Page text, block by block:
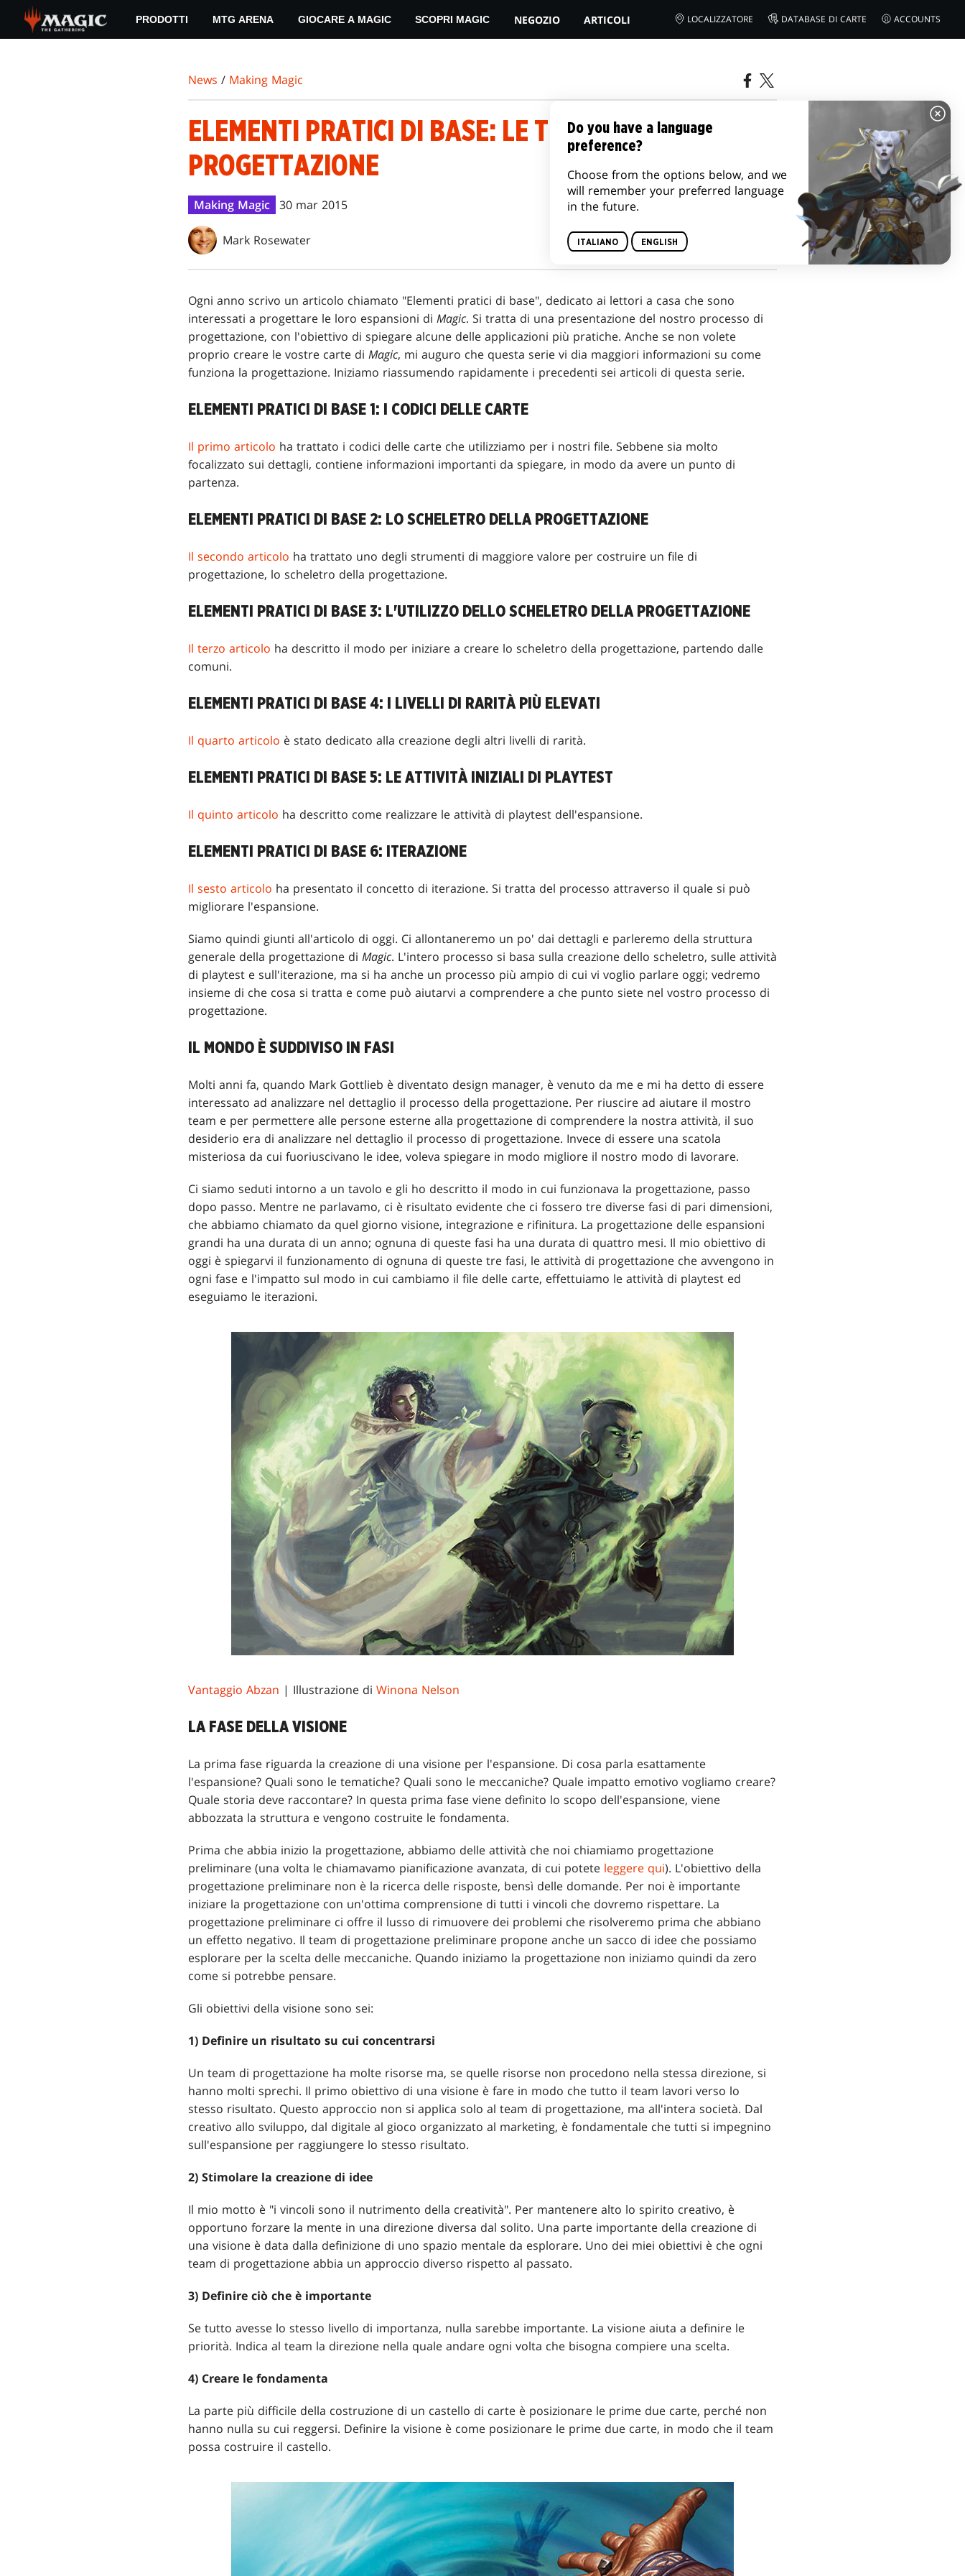
main
PRODOTTI MTG ARENA GIOCARE A MAGIC SCOPRI MAGIC NEGOZIO ARTICOLI LOCALIZZATORE DATABASE DI CARTE ACCOUNTS
News / Making Magic
ELEMENTI PRATICI DI BASE: LE TRE FASI DELLA
PROGETTAZIONE
Making Magic 30 mar 2015
Mark Rosewater
Ogni anno scrivo un articolo chiamato "Elementi pratici di base", dedicato ai lettori a casa che sono
interessati a progettare le loro espansioni di Magic. Si tratta di una presentazione del nostro processo di
progettazione, con l'obiettivo di spiegare alcune delle applicazioni più pratiche. Anche se non volete
proprio creare le vostre carte di Magic, mi auguro che questa serie vi dia maggiori informazioni su come
funziona la progettazione. Iniziamo riassumendo rapidamente i precedenti sei articoli di questa serie.
ELEMENTI PRATICI DI BASE 1: I CODICI DELLE CARTE
Il primo articolo ha trattato i codici delle carte che utilizziamo per i nostri file. Sebbene sia molto
focalizzato sui dettagli, contiene informazioni importanti da spiegare, in modo da avere un punto di
partenza.
ELEMENTI PRATICI DI BASE 2: LO SCHELETRO DELLA PROGETTAZIONE
Il secondo articolo ha trattato uno degli strumenti di maggiore valore per costruire un file di
progettazione, lo scheletro della progettazione.
ELEMENTI PRATICI DI BASE 3: L'UTILIZZO DELLO SCHELETRO DELLA PROGETTAZIONE
Il terzo articolo ha descritto il modo per iniziare a creare lo scheletro della progettazione, partendo dalle
comuni.
ELEMENTI PRATICI DI BASE 4: I LIVELLI DI RARITÀ PIÙ ELEVATI
Il quarto articolo è stato dedicato alla creazione degli altri livelli di rarità.
ELEMENTI PRATICI DI BASE 5: LE ATTIVITÀ INIZIALI DI PLAYTEST
Il quinto articolo ha descritto come realizzare le attività di playtest dell'espansione.
ELEMENTI PRATICI DI BASE 6: ITERAZIONE
Il sesto articolo ha presentato il concetto di iterazione. Si tratta del processo attraverso il quale si può
migliorare l'espansione.
Siamo quindi giunti all'articolo di oggi. Ci allontaneremo un po' dai dettagli e parleremo della struttura
generale della progettazione di Magic. L'intero processo si basa sulla creazione dello scheletro, sulle attività
di playtest e sull'iterazione, ma si ha anche un processo più ampio di cui vi voglio parlare oggi; vedremo
insieme di che cosa si tratta e come può aiutarvi a comprendere a che punto siete nel vostro processo di
progettazione.
IL MONDO È SUDDIVISO IN FASI
Molti anni fa, quando Mark Gottlieb è diventato design manager, è venuto da me e mi ha detto di essere
interessato ad analizzare nel dettaglio il processo della progettazione. Per riuscire ad aiutare il mostro
team e per permettere alle persone esterne alla progettazione di comprendere la nostra attività, il suo
desiderio era di analizzare nel dettaglio il processo di progettazione. Invece di essere una scatola
misteriosa da cui fuoriuscivano le idee, voleva spiegare in modo migliore il nostro modo di lavorare.
Ci siamo seduti intorno a un tavolo e gli ho descritto il modo in cui funzionava la progettazione, passo
dopo passo. Mentre ne parlavamo, ci è risultato evidente che ci fossero tre diverse fasi di pari dimensioni,
che abbiamo chiamato da quel giorno visione, integrazione e rifinitura. La progettazione delle espansioni
grandi ha una durata di un anno; ognuna di queste fasi ha una durata di quattro mesi. Il mio obiettivo di
oggi è spiegarvi il funzionamento di ognuna di queste tre fasi, le attività di progettazione che avvengono in
ogni fase e l'impatto sul modo in cui cambiamo il file delle carte, effettuiamo le attività di playtest ed
eseguiamo le iterazioni.
Vantaggio Abzan | Illustrazione di Winona Nelson
LA FASE DELLA VISIONE
La prima fase riguarda la creazione di una visione per l'espansione. Di cosa parla esattamente
l'espansione? Quali sono le tematiche? Quali sono le meccaniche? Quale impatto emotivo vogliamo creare?
Quale storia deve raccontare? In questa prima fase viene definito lo scopo dell'espansione, viene
abbozzata la struttura e vengono costruite le fondamenta.
Prima che abbia inizio la progettazione, abbiamo delle attività che noi chiamiamo progettazione
preliminare (una volta le chiamavamo pianificazione avanzata, di cui potete leggere qui). L'obiettivo della
progettazione preliminare non è la ricerca delle risposte, bensì delle domande. Per noi è importante
iniziare la progettazione con un'ottima comprensione di tutti i vincoli che dovremo rispettare. La
progettazione preliminare ci offre il lusso di rimuovere dei problemi che risolveremo prima che abbiano
un effetto negativo. Il team di progettazione preliminare propone anche un sacco di idee che possiamo
esplorare per la scelta delle meccaniche. Quando iniziamo la progettazione non iniziamo quindi da zero
come si potrebbe pensare.
Gli obiettivi della visione sono sei:
1) Definire un risultato su cui concentrarsi
Un team di progettazione ha molte risorse ma, se quelle risorse non procedono nella stessa direzione, si
hanno molti sprechi. Il primo obiettivo di una visione è fare in modo che tutto il team lavori verso lo
stesso risultato. Questo approccio non si applica solo al team di progettazione, ma all'intera società. Dal
creativo allo sviluppo, dal digitale al gioco organizzato al marketing, è fondamentale che tutti si impegnino
sull'espansione per raggiungere lo stesso risultato.
2) Stimolare la creazione di idee
Il mio motto è "i vincoli sono il nutrimento della creatività". Per mantenere alto lo spirito creativo, è
opportuno forzare la mente in una direzione diversa dal solito. Una parte importante della creazione di
una visione è data dalla definizione di uno spazio mentale da esplorare. Uno dei miei obiettivi è che ogni
team di progettazione abbia un approccio diverso rispetto al passato.
3) Definire ciò che è importante
Se tutto avesse lo stesso livello di importanza, nulla sarebbe importante. La visione aiuta a definire le
priorità. Indica al team la direzione nella quale andare ogni volta che bisogna compiere una scelta.
4) Creare le fondamenta
La parte più difficile della costruzione di un castello di carte è posizionare le prime due carte, perché non
hanno nulla su cui reggersi. Definire la visione è come posizionare le prime due carte, in modo che il team
possa costruire il castello.
Do you have a language
preference?
Choose from the options below, and we
will remember your preferred language
in the future.
ITALIANO ENGLISH